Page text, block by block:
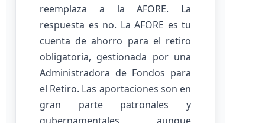
reemplaza a la AFORE. La
respuesta es no. La AFORE es tu
cuenta de ahorro para el retiro
obligatoria, gestionada por una
Administradora de Fondos para
el Retiro. Las aportaciones son en
gran parte patronales y